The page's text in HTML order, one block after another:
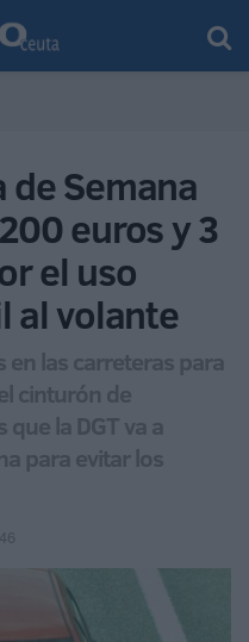
Semana
euros y 3
el uso
al volante
en las carreteras para
cinturón de
la DGT va a
para evitar los